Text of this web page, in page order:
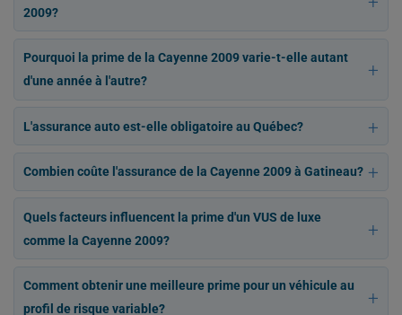
2009?
Pourquoi la prime de la Cayenne 2009 varie-t-elle autant
d'une année à l'autre?
L'assurance auto est-elle obligatoire au Québec?
Combien coûte l'assurance de la Cayenne 2009 à Gatineau?
Quels facteurs influencent la prime d'un VUS de luxe
comme la Cayenne 2009?
Comment obtenir une meilleure prime pour un véhicule au
profil de risque variable?